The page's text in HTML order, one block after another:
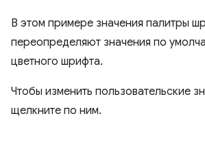
В этом примере значения палитры
переопределяют значения по
цветного шрифта.
Чтобы изменить пользовательские
щелкните по ним.